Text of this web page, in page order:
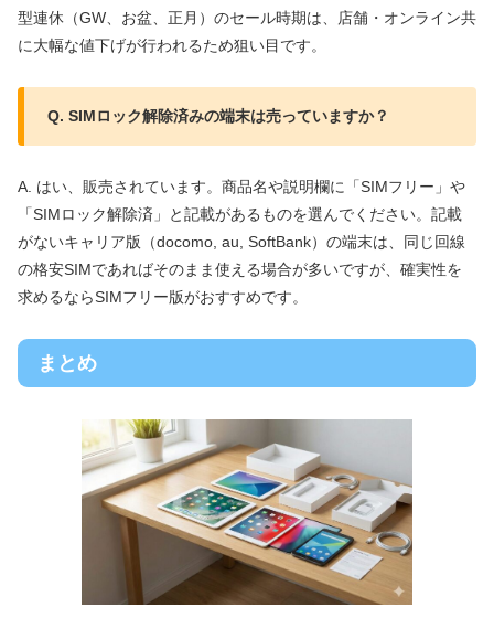
型連休（GW、お盆、正月）のセール時期は、店舗・オンライン共
に大幅な値下げが行われるため狙い目です。
Q. SIMロック解除済みの端末は売っていますか？
A. はい、販売されています。商品名や説明欄に「SIMフリー」や
「SIMロック解除済」と記載があるものを選んでください。記載
がないキャリア版（docomo, au, SoftBank）の端末は、同じ回線
の格安SIMであればそのまま使える場合が多いですが、確実性を
求めるならSIMフリー版がおすすめです。
まとめ